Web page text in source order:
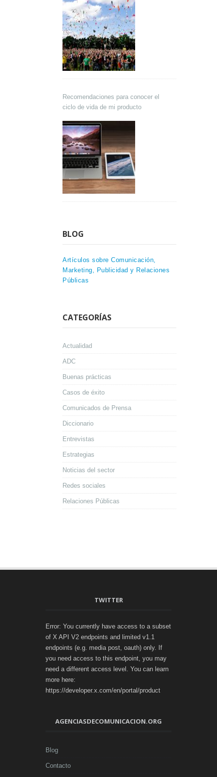
Recomendaciones para conocer el
ciclo de vida de mi producto
BLOG
Artículos sobre Comunicación,
Marketing, Publicidad y Relaciones
Públicas
CATEGORÍAS
Actualidad
ADC
Buenas prácticas
Casos de éxito
Comunicados de Prensa
Diccionario
Entrevistas
Estrategias
Noticias del sector
Redes sociales
Relaciones Públicas
TWITTER
Error: You currently have access to a subset
of X API V2 endpoints and limited v1.1
endpoints (e.g. media post, oauth) only. If
you need access to this endpoint, you may
need a different access level. You can learn
more here:
https://developer.x.com/en/portal/product
AGENCIASDECOMUNICACION.ORG
Blog
Contacto